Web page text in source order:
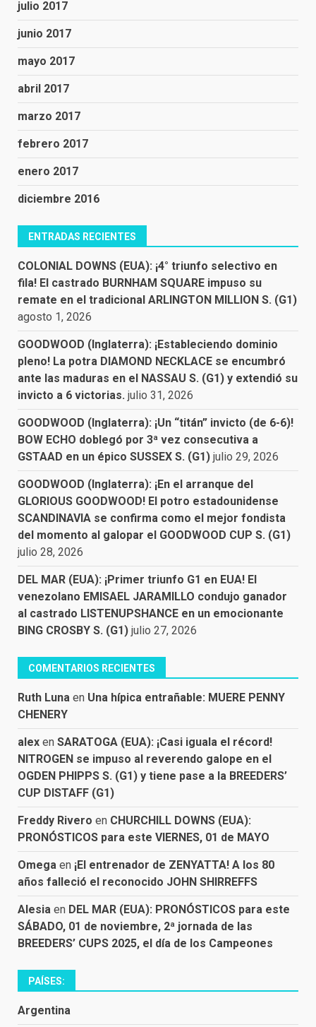
julio 2017
junio 2017
mayo 2017
abril 2017
marzo 2017
febrero 2017
enero 2017
diciembre 2016
ENTRADAS RECIENTES
COLONIAL DOWNS (EUA): ¡4° triunfo selectivo en
fila! El castrado BURNHAM SQUARE impuso su
remate en el tradicional ARLINGTON MILLION S. (G1)
agosto 1, 2026
GOODWOOD (Inglaterra): ¡Estableciendo dominio
pleno! La potra DIAMOND NECKLACE se encumbró
ante las maduras en el NASSAU S. (G1) y extendió su
invicto a 6 victorias. julio 31, 2026
GOODWOOD (Inglaterra): ¡Un “titán” invicto (de 6-6)!
BOW ECHO doblegó por 3ª vez consecutiva a
GSTAAD en un épico SUSSEX S. (G1) julio 29, 2026
GOODWOOD (Inglaterra): ¡En el arranque del
GLORIOUS GOODWOOD! El potro estadounidense
SCANDINAVIA se confirma como el mejor fondista
del momento al galopar el GOODWOOD CUP S. (G1)
julio 28, 2026
DEL MAR (EUA): ¡Primer triunfo G1 en EUA! El
venezolano EMISAEL JARAMILLO condujo ganador
al castrado LISTENUPSHANCE en un emocionante
BING CROSBY S. (G1) julio 27, 2026
COMENTARIOS RECIENTES
Ruth Luna en Una hípica entrañable: MUERE PENNY
CHENERY
alex en SARATOGA (EUA): ¡Casi iguala el récord!
NITROGEN se impuso al reverendo galope en el
OGDEN PHIPPS S. (G1) y tiene pase a la BREEDERS’
CUP DISTAFF (G1)
Freddy Rivero en CHURCHILL DOWNS (EUA):
PRONÓSTICOS para este VIERNES, 01 de MAYO
Omega en ¡El entrenador de ZENYATTA! A los 80
años falleció el reconocido JOHN SHIRREFFS
Alesia en DEL MAR (EUA): PRONÓSTICOS para este
SÁBADO, 01 de noviembre, 2ª jornada de las
BREEDERS’ CUPS 2025, el día de los Campeones
PAÍSES:
Argentina